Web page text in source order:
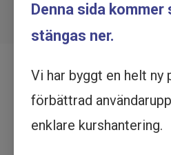
online
Tillgänglighet -
Denna sida
stängas ner.
Vi har byggt en helt
förbättrad
enklare kurshantering.